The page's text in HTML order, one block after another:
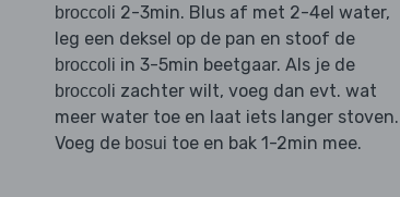
broccoli 2-3min. Blus af met 2-4el water,
leg een deksel op de pan en stoof de
broccoli in 3-5min beetgaar. Als je de
broccoli zachter wilt, voeg dan evt. wat
meer water toe en laat iets langer stoven.
Voeg de bosui toe en bak 1-2min mee.